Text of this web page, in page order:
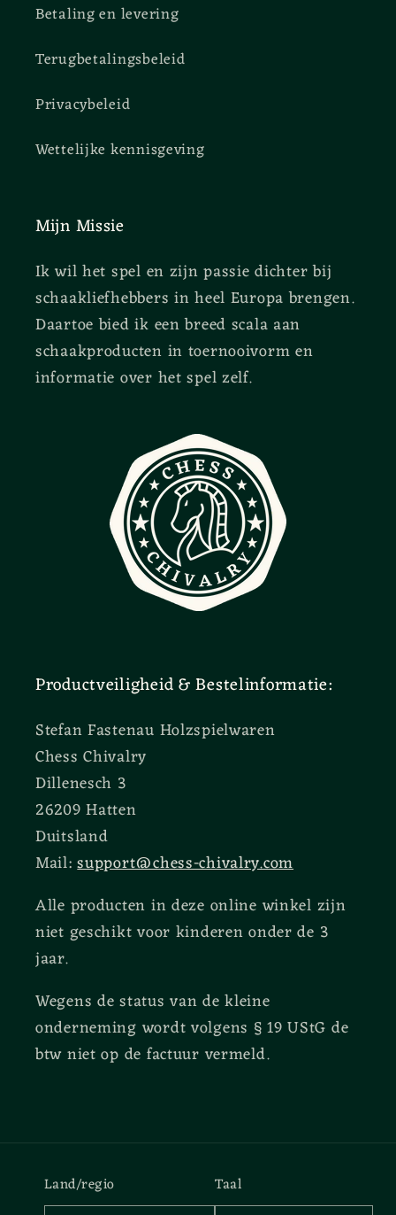
Betaling en levering
Terugbetalingsbeleid
Privacybeleid
Wettelijke kennisgeving
Mijn Missie
Ik wil het spel en zijn passie dichter bij
schaakliefhebbers in heel Europa brengen.
Daartoe bied ik een breed scala aan
schaakproducten in toernooivorm en
informatie over het spel zelf.
Productveiligheid & Bestelinformatie:
Stefan Fastenau Holzspielwaren
Chess Chivalry
Dillenesch 3
26209 Hatten
Duitsland
Mail:support@chess-chivalry.com
Alle producten in deze online winkel zijn
niet geschikt voor kinderen onder de 3
jaar.
Wegens de status van de kleine
onderneming wordt volgens § 19 UStG de
btw niet op de factuur vermeld.
Land/regio Taal